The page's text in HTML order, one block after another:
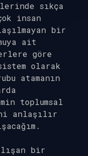
sıkça
insan
bir
ait
göre
olarak
atamanın
toplumsal
anlaşılır
bir